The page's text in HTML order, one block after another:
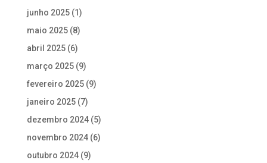
junho 2025(1)
maio 2025(8)
abril 2025(6)
março 2025(9)
fevereiro 2025(9)
janeiro 2025(7)
dezembro 2024(5)
novembro 2024(6)
outubro 2024(9)